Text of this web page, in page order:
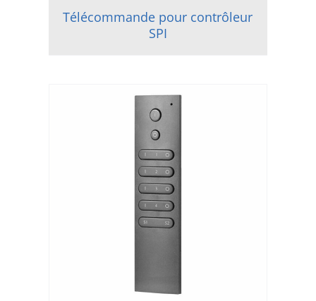
Télécommande pour contrôleur
SPI